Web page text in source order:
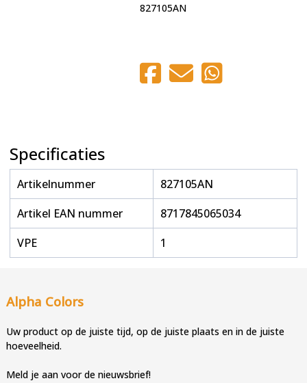
827105AN
Specificaties
Artikelnummer
827105AN
Artikel EAN nummer
8717845065034
VPE
1
Alpha Colors
Uw product op de juiste tijd, op de juiste plaats en in de juiste
hoeveelheid.
Meld je aan voor de nieuwsbrief!